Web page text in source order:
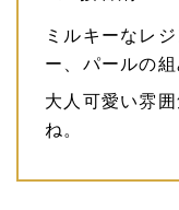
ミルキーなレ
ー、パールの
大人可愛い雰
ね。